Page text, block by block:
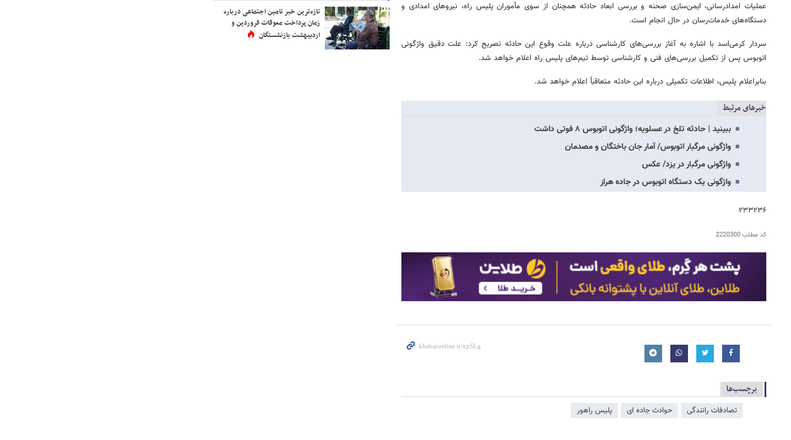
عملیات امدادرسانی، ایمن‌سازی صحنه و بررسی ابعاد حادثه همچنان از سوی مأموران پلیس راه، نیروهای امدادی و
دستگاه‌های خدمات‌رسان در حال انجام است.
سردار کرمی‌اسد با اشاره به آغاز بررسی‌های کارشناسی درباره علت وقوع این حادثه تصریح کرد: علت دقیق واژگونی
اتوبوس پس از تکمیل بررسی‌های فنی و کارشناسی توسط تیم‌های پلیس راه اعلام خواهد شد.
بنابراعلام پلیس، اطلاعات تکمیلی درباره این حادثه متعاقباً اعلام خواهد شد.
خبرهای مرتبط
ببینید | حادثه تلخ در عسلویه؛ واژگونی اتوبوس ۸ فوتی داشت
واژگونی مرگبار اتوبوس/ آمار جان باختگان و مصدمان
واژگونی مرگبار در یزد/ عکس
واژگونی یک دستگاه اتوبوس در جاده هراز
۲۳۳۲۳۶
کد مطلب2220300
برچسب‌ها
تصادفات رانندگی حوادث جاده ای پلیس راهور
تازه‌ترین خبر تامین اجتماعی درباره
زمان پرداخت معوقات فروردین و
اردیبهشت بازنشستگان